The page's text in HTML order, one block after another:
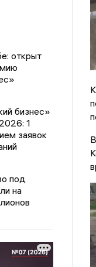
открыт
бизнес»
1
заявок
под
на